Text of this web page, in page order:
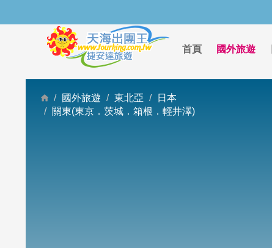
首頁 國外旅遊
國外旅遊 東北亞
日本
關東(東京．茨城．箱根．輕井澤)